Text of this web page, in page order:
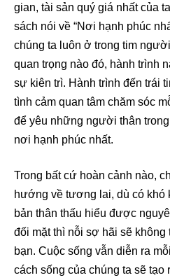
gian, tài sản quý giá nhất của
sách nói về “Nơi hạnh phúc
chúng ta luôn ở trong tim
quan trọng nào đó, hành trình
sự kiên trì. Hành trình đến trái
tình cảm quan tâm chăm sóc
để yêu những người thân
nơi hạnh phúc nhất.
Trong bất cứ hoàn cảnh nào,
hướng về tương lai, dù có khó
bản thân thấu hiểu được
đối mặt thì nỗi sợ hãi sẽ không
bạn. Cuộc sống vẫn diễn ra
cách sống của chúng ta sẽ tạo